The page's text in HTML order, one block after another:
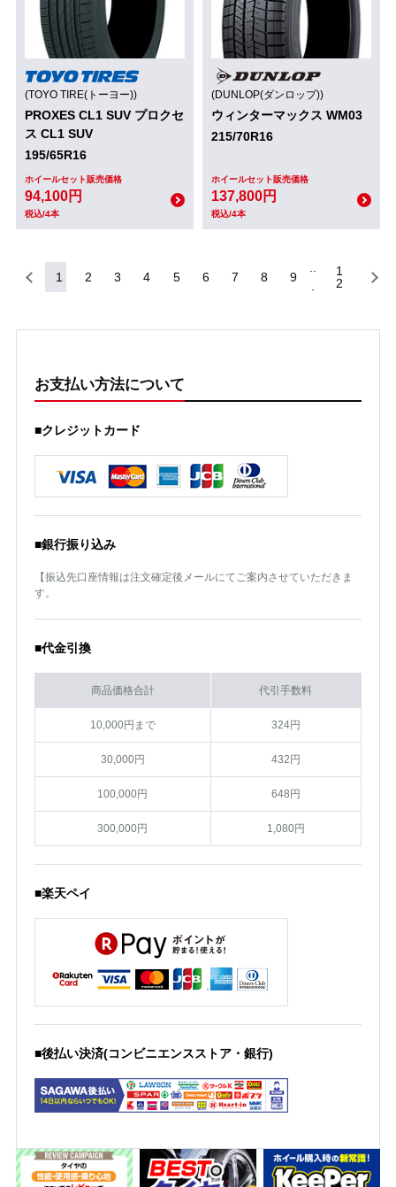
(TOYO TIRE(トーヨー))
PROXES CL1 SUV プロクセ
ス CL1 SUV
195/65R16
ホイールセット販売価格
94,100円
税込/4本
(DUNLOP(ダンロップ))
ウィンターマックス WM03
215/70R16
ホイールセット販売価格
137,800円
税込/4本
1 2 3 4 5 6 7 8 9
1
2
お支払い方法について
■クレジットカード
■銀行振り込み
【振込先口座情報は注文確定後メールにてご案内させていただきま
す。
■代金引換
商品価格合計 代引手数料
10,000円まで 324円
30,000円 432円
100,000円 648円
300,000円 1,080円
■楽天ペイ
■後払い決済(コンビニエンスストア・銀行)